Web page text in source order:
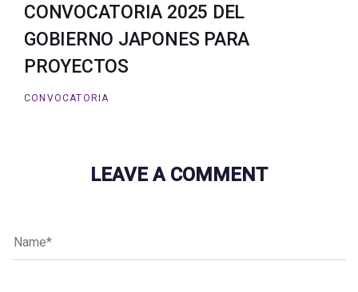
CONVOCATORIA 2025 DEL
GOBIERNO JAPONES PARA
PROYECTOS
CONVOCATORIA
LEAVE A COMMENT